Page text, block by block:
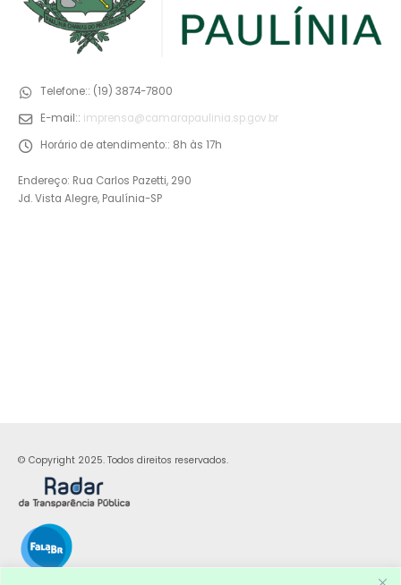
Telefone:: (19) 3874-7800
E-mail:: imprensa@camarapaulinia.sp.gov.br
Horário de atendimento:: 8h às 17h
Endereço: Rua Carlos Pazetti, 290
Jd. Vista Alegre, Paulínia-SP
© Copyright 2025. Todos direitos reservados.